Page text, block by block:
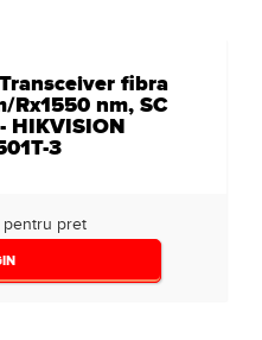
fibra
Rx1550 nm, SC
HIKVISION
3
pentru pret